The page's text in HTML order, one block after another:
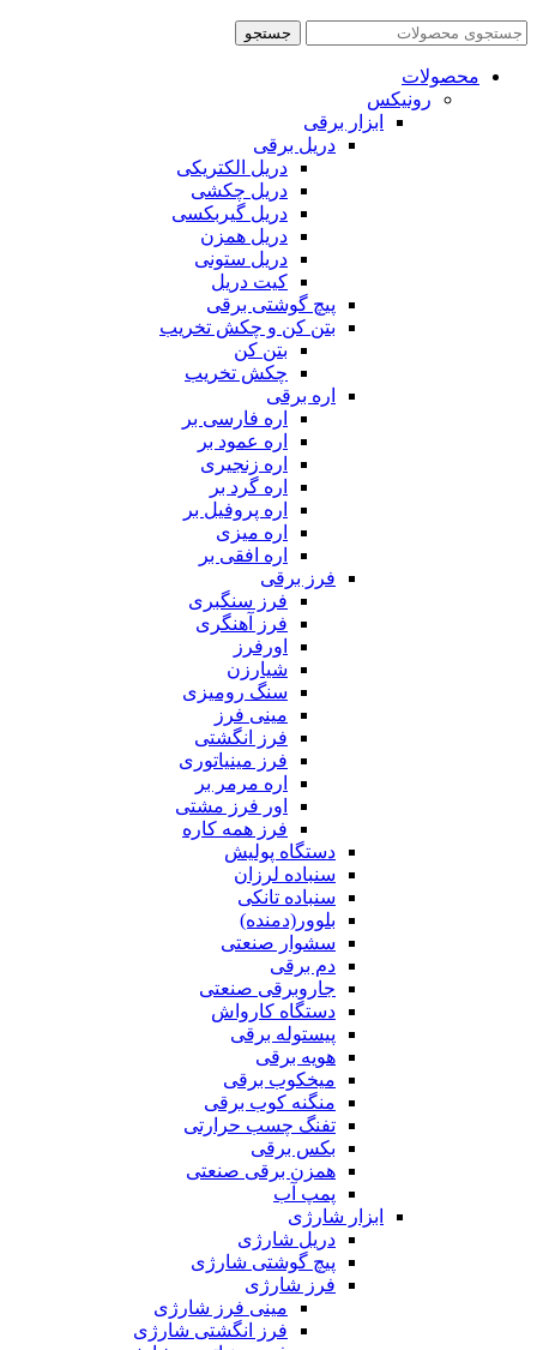
جستجو
محصولات
رونیکس
ابزار برقی
دریل برقی
دریل الکتریکی
دریل چکشی
دریل گیربکسی
دریل همزن
دریل ستونی
کیت دریل
پیچ گوشتی برقی
بتن کن و چکش تخریب
بتن کن
چکش تخریب
اره برقی
اره فارسی بر
اره عمود بر
اره زنجیری
اره گرد بر
اره پروفیل بر
اره میزی
اره افقی بر
فرز برقی
فرز سنگبری
فرز آهنگری
اورفرز
شیارزن
سنگ رومیزی
مینی فرز
فرز انگشتی
فرز مینیاتوری
اره مرمر بر
اور فرز مشتی
فرز همه کاره
دستگاه پولیش
سنباده لرزان
سنباده تانکی
بلوور(دمنده)
سشوار صنعتی
دم برقی
جاروبرقی صنعتی
دستگاه کارواش
پیستوله برقی
هویه برقی
میخکوب برقی
منگنه کوب برقی
تفنگ چسب حرارتی
بکس برقی
همزن برقی صنعتی
پمپ آب
ابزار شارژی
دریل شارژی
پیچ گوشتی شارژی
فرز شارژی
مینی فرز شارژی
فرز انگشتی شارژی